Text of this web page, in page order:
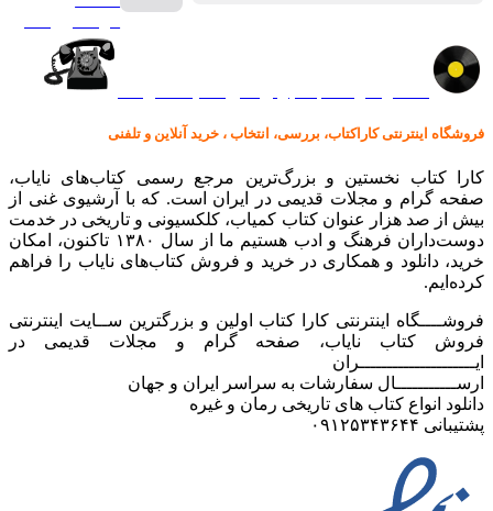
فروشگاه اینترنتی کاراکتاب، بررسی، انتخاب ، خرید آنلاین و تلفنی
کارا کتاب نخستین و بزرگ‌ترین مرجع رسمی کتاب‌های نایاب،
صفحه گرام و مجلات قدیمی در ایران است. که با آرشیوی غنی از
بیش از صد هزار عنوان کتاب کمیاب، کلکسیونی و تاریخی در خدمت
دوست‌داران فرهنگ و ادب هستیم ما از سال ۱۳۸۰ تاکنون، امکان
خرید، دانلود و همکاری در خرید و فروش کتاب‌های نایاب را فراهم
کرده‌ایم.
فروشــــگاه اینترنتی کارا کتاب اولین و بزرگترین ســایت اینترنتی
فروش کتاب نایاب، صفحه گرام و مجلات قدیمی در
ایـــــــــــــــــــــران
ارســـــــــــال سفارشات به سراسر ایران و جهان
دانلود انواع کتاب های تاریخی رمان و غیره
پشتیبانی ۰۹۱۲۵۳۴۳۶۴۴